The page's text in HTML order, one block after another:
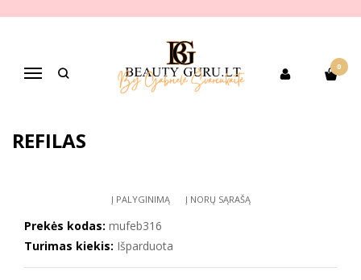
Navigacija
0
Pagrindinis PREKIŲ KATEGORIJOS
Dekoratyvinė kosmetika
Make Up For Ever Artist Face Colors Face Skaistalai B316 refilas
MAKE UP FOR EVER ARTIST FACE
REFILAS
Į PALYGINIMĄ Į NORŲ SĄRAŠĄ
Prekės kodas: mufeb316
Turimas kiekis: Išparduota